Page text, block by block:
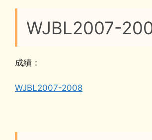
WJBL2007-
成績：
WJBL2007-2008